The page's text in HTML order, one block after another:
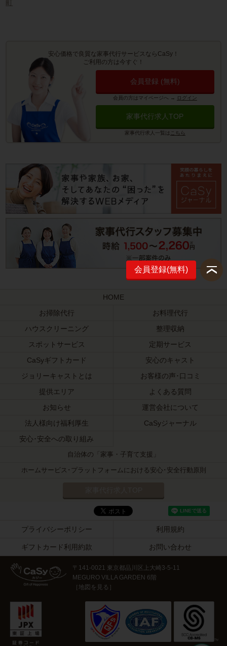
町
安心価格で良質な家事代行サービスならCaSy！
ご利用の方は今すぐ！
会員登録 (無料)
会員の方はマイページへ → ログイン
家事代行求人TOP
家事代行求人一覧は こちら
会員登録(無料)
HOME
お掃除代行
お料理代行
ハウスクリーニング
整理収納
スポットサービス
定期サービス
CaSyギフトカード
安心のキャスト
ジョリーキャストとは
お客様の声･口コミ
提供エリア
よくある質問
お知らせ
運営会社について
法人様向け福利厚生
CaSyジャーナル
安心･安全への取り組み
自治体の「家事・子育て支援」
ホームサービス･プラットフォームにおける安心･安全行動原則
プライバシーポリシー 利用規約
ギフトカード利用約款 お問い合わせ
〒141-0021 東京都品川区上大崎3-5-11
MEGURO VILLA GARDEN 6階
［地図を見る ］